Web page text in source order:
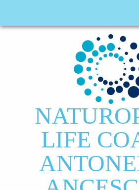
LIFE